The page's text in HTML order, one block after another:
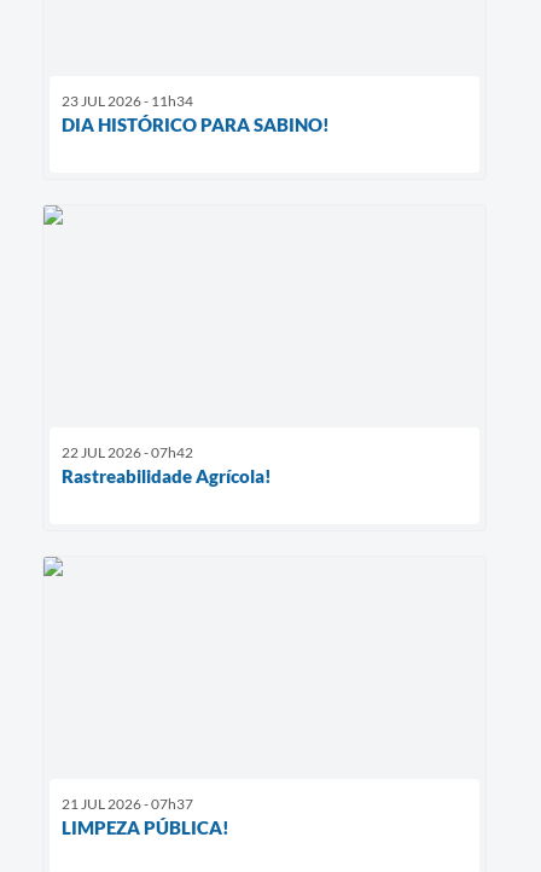
23 JUL 2026 - 11h34
DIA HISTÓRICO PARA SABINO!
22 JUL 2026 - 07h42
Rastreabilidade Agrícola!
21 JUL 2026 - 07h37
LIMPEZA PÚBLICA!